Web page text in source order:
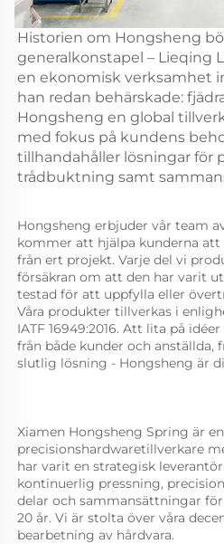
Historien om Hongsheng
generalkonstapel – Lieqing
en ekonomisk verksamhet
han redan behärskade:
Hongsheng en global
med fokus på kundens
tillhandahåller lösningar för
trådbuktning samt
Hongsheng erbjuder vår team
kommer att hjälpa kunderna
från ert projekt. Varje del vi
försäkran om att den har varit
testad för att uppfylla eller
Våra produkter tillverkas i
IATF 16949:2016. Att lita på
från både kunder och anställda,
slutlig lösning - Hongsheng är
Xiamen Hongsheng Spring är en
precisionshardwaretillverkare
har varit en strategisk
kontinuerlig pressning,
delar och sammansättningar
20 år. Vi är stolta över våra
bearbetning av hårdvara.